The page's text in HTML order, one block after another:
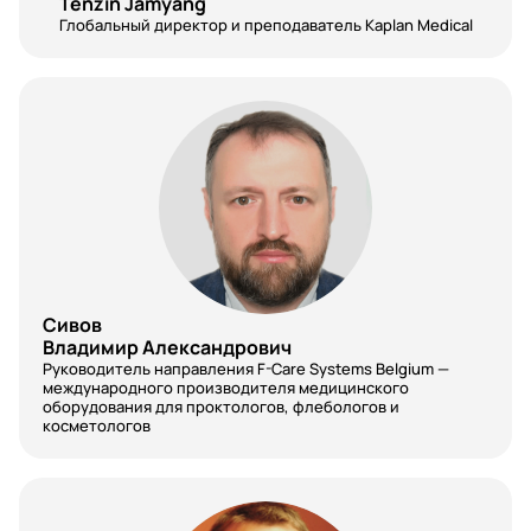
Вирусология
Восстановительная медицина
Врач ультразвуковой диагностики
Врач эндоскопист
Гастроэнтерология
Генетика
Гериатрия
Гигиена и санитария
Глобальный директор и преподаватель Kaplan Medical
Сивов
Владимир Александрович
Руководитель направления F-Care Systems Belgium —
международного производителя медицинского
оборудования для проктологов, флебологов и
косметологов